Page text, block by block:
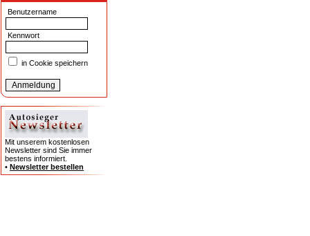
Benutzername
Kennwort
in Cookie speichern
Mit unserem kostenlosen
Newsletter sind Sie immer
bestens informiert.
• Newsletter bestellen